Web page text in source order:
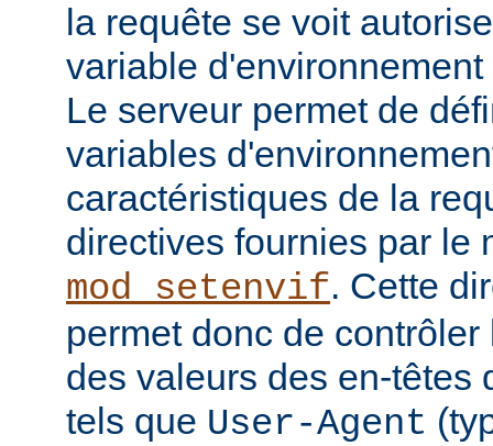
la requête se voit
variable d'environnement
Le serveur permet de
variables
caractéristiques de la
directives fournies par le
mod_setenvif. Cette
permet donc de
des valeurs des en-têtes
tels que User-Agent